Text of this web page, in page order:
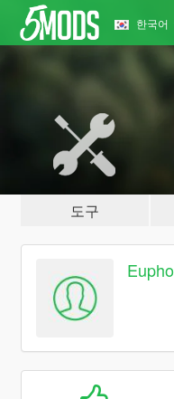
한국어
도구